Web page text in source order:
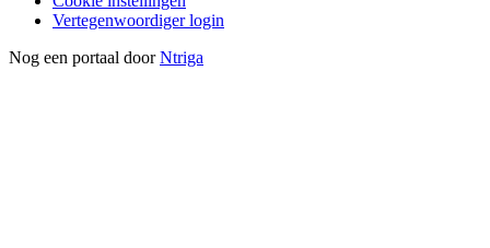
Vertegenwoordiger login
Nog een portaal doorNtriga